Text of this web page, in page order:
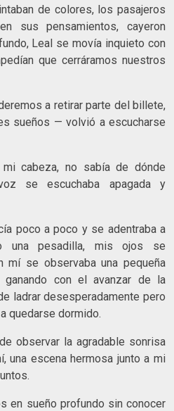
de colores, los pasajeros
sus pensamientos, cayeron
Leal se movía inquieto con
que cerráramos nuestros
a retirar parte del billete,
sueños — volvió a escucharse
cabeza, no sabía de dónde
se escuchaba apagada y
poco a poco y se adentraba a
una pesadilla, mis ojos se
mí se observaba una pequeña
con el avanzar de la
ladrar desesperadamente pero
quedarse dormido.
observar la agradable sonrisa
una escena hermosa junto a mi
en sueño profundo sin conocer